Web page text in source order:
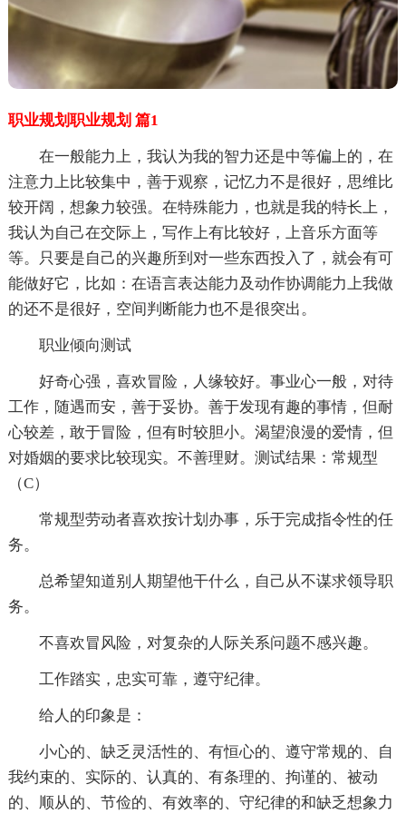
职业规划职业规划 篇1
在一般能力上，我认为我的智力还是中等偏上的，在
注意力上比较集中，善于观察，记忆力不是很好，思维比
较开阔，想象力较强。在特殊能力，也就是我的特长上，
我认为自己在交际上，写作上有比较好，上音乐方面等
等。只要是自己的兴趣所到对一些东西投入了，就会有可
能做好它，比如：在语言表达能力及动作协调能力上我做
的还不是很好，空间判断能力也不是很突出。
职业倾向测试
好奇心强，喜欢冒险，人缘较好。事业心一般，对待
工作，随遇而安，善于妥协。善于发现有趣的事情，但耐
心较差，敢于冒险，但有时较胆小。渴望浪漫的爱情，但
对婚姻的要求比较现实。不善理财。测试结果：常规型
（C）
常规型劳动者喜欢按计划办事，乐于完成指令性的任
务。
总希望知道别人期望他干什么，自己从不谋求领导职
务。
不喜欢冒风险，对复杂的人际关系问题不感兴趣。
工作踏实，忠实可靠，遵守纪律。
给人的印象是：
小心的、缺乏灵活性的、有恒心的、遵守常规的、自
我约束的、实际的、认真的、有条理的、拘谨的、被动
的、顺从的、节俭的、有效率的、守纪律的和缺乏想象力